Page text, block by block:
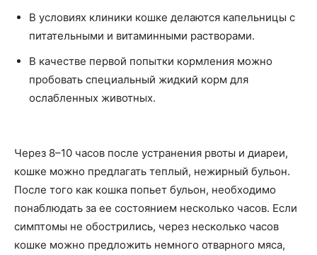
В условиях клиники кошке делаются капельницы с
питательными и витаминными растворами.
В качестве первой попытки кормления можно
пробовать специальный жидкий корм для
ослабленных животных.
Через 8–10 часов после устранения рвоты и диареи,
кошке можно предлагать теплый, нежирный бульон.
После того как кошка попьет бульон, необходимо
понаблюдать за ее состоянием несколько часов. Если
симптомы не обострились, через несколько часов
кошке можно предложить немного отварного мяса,